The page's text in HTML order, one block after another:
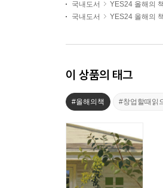
국내도서 YES24 올해의 책
국내도서
YES24 올해의 책
이 상품의 태그
#올해의책 #창업할때읽